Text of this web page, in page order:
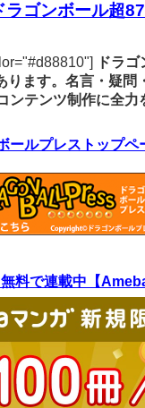
ゴンボール超
ドラ
ります。名言・疑問
テンツ制作に全力
ールプレストップペ
料で連載中【